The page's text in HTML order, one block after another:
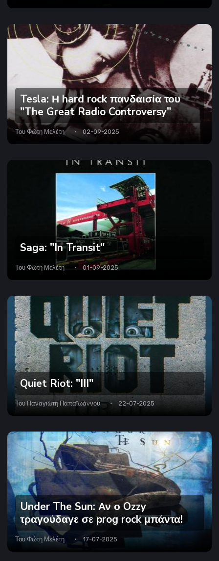
Tesla: Η hard rock πανδαισία του
"The Great Radio Controversy"
Του Φώτη Μελέτη 02-09-2025
Saga: "In Transit"
Του Φώτη Μελέτη 01-09-2025
Quiet Riot: "III"
Του Παναγιώτη Παπαϊωάννου 22-07-2025
Under The Sun: Αν ο Ozzy
τραγούδαγε σε prog rock μπάντα!
Του Φώτη Μελέτη 17-07-2025